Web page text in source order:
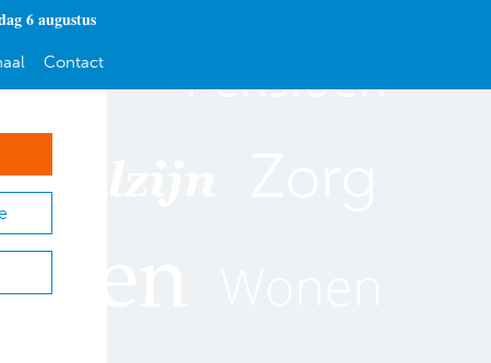
6 augustus
Contact